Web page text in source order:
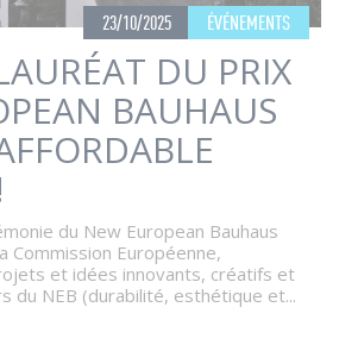
23/10/2025 ÉVÉNEMENTS
DU PRIX
BAUHAUS
du New European Bauhaus
Commission Européenne,
et idées innovants, créatifs et
du NEB (durabilité, esthétique et...